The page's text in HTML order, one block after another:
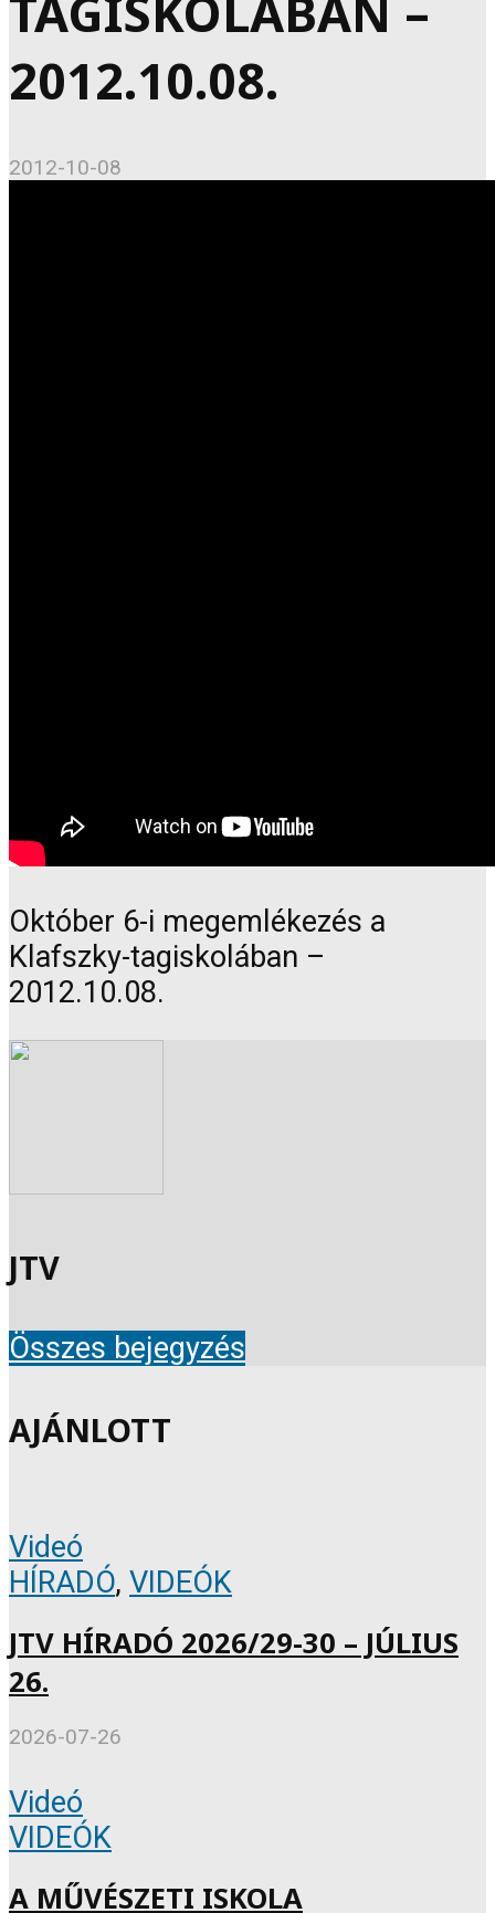
2012.10.08.
2012-10-08
Október 6-i megemlékezés a
Klafszky-tagiskolában –
2012.10.08.
JTV
Összes bejegyzés
AJÁNLOTT
Videó
HÍRADÓ, VIDEÓK
JTV HÍRADÓ 2026/29-30 – JÚLIUS
26.
2026-07-26
Videó
VIDEÓK
A MŰVÉSZETI ISKOLA